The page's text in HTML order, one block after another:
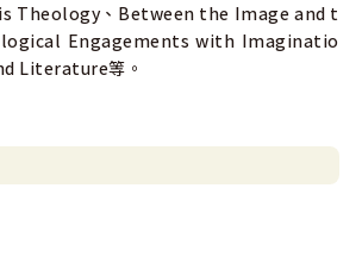
Theology、Between the Image and t
Engagements with Imaginatio
Literature等。